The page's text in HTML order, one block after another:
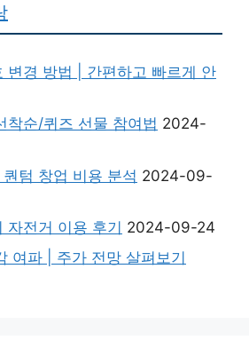
변경 방법 | 간편하고 빠르게 안
착순/퀴즈 선물 참여법 2024-
텀 창업 비용 분석 2024-09-
자전거 이용 후기 2024-09-24
여파 | 주가 전망 살펴보기